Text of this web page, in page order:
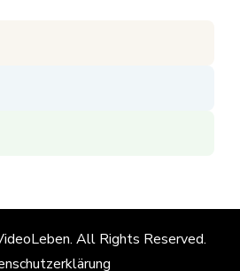
. All Rights Reserved.